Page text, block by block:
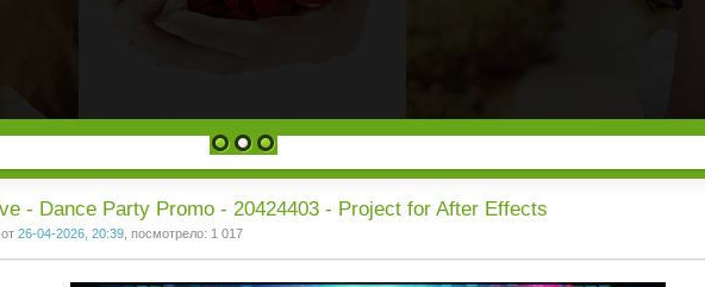
1 2 3
- Dance Party Promo - 20424403 - Project for After Effects
от 26-04-2026, 20:39 , посмотрело: 1 017